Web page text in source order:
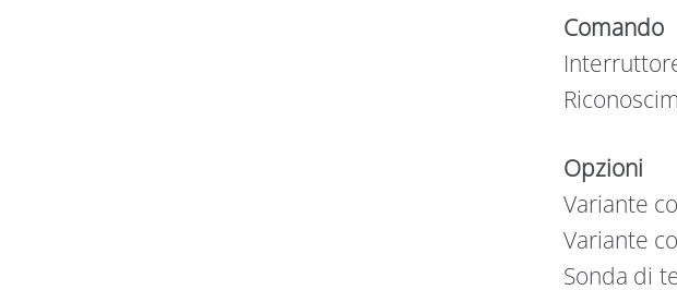
Comando
Opzioni
Variante
Variante
Sonda di